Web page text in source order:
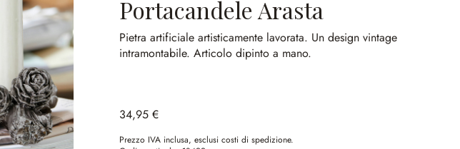
Portacandele Arasta
Pietra artificiale artisticamente lavorata. Un design vintage
intramontabile.Articolo dipinto a mano.
34,95 €
Prezzo IVA inclusa, esclusi costi di spedizione.